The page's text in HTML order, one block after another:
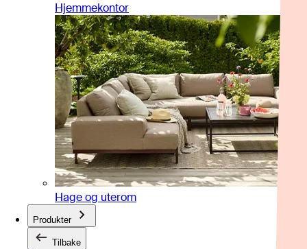
Hjemmekontor
Hage og uterom
Produkter
Tilbake